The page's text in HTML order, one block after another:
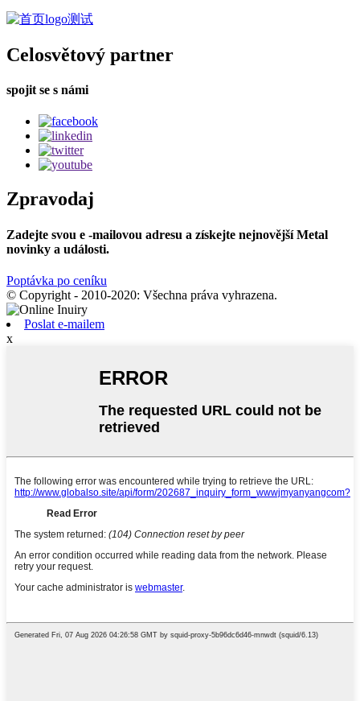
Celosvětový partner
spojit se s námi
Zpravodaj
Zadejte svou e -mailovou adresu a získejte nejnovější Metal
novinky a události.
Poptávka po ceníku
© Copyright - 2010-2020: Všechna práva vyhrazena.
Poslat e-mailem
x